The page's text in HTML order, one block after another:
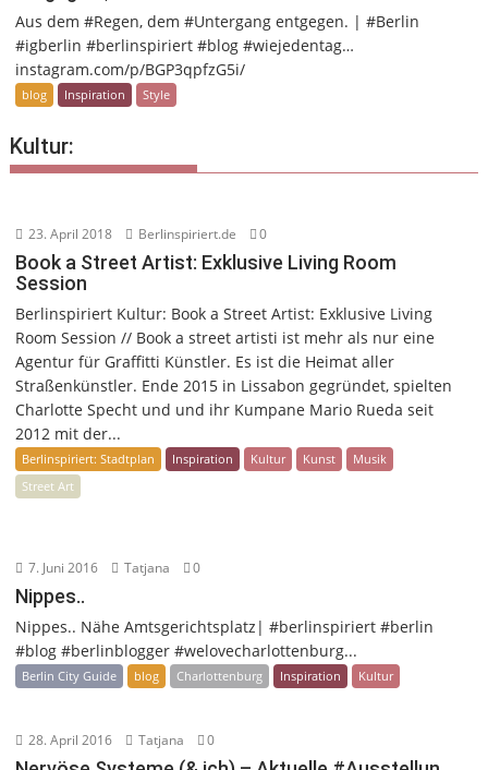
Aus dem #Regen, dem #Untergang entgegen. | #Berlin
#igberlin #berlinspiriert #blog #wiejedentag…
instagram.com/p/BGP3qpfzG5i/
blog Inspiration Style
Kultur:
23. April 2018 Berlinspiriert.de 0
Book a Street Artist: Exklusive Living Room
Session
Berlinspiriert Kultur: Book a Street Artist: Exklusive Living
Room Session // Book a street artisti ist mehr als nur eine
Agentur für Graffitti Künstler. Es ist die Heimat aller
Straßenkünstler. Ende 2015 in Lissabon gegründet, spielten
Charlotte Specht und und ihr Kumpane Mario Rueda seit
2012 mit der...
Berlinspiriert: Stadtplan Inspiration Kultur Kunst
Musik
Street Art
7. Juni 2016 Tatjana 0
Nippes..
Nippes.. Nähe Amtsgerichtsplatz| #berlinspiriert #berlin
#blog #berlinblogger #welovecharlottenburg...
Berlin City Guide blog Charlottenburg Inspiration Kultur
28. April 2016 Tatjana 0